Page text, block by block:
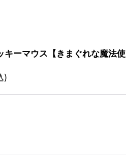
キーマウス【きまぐれな魔
)